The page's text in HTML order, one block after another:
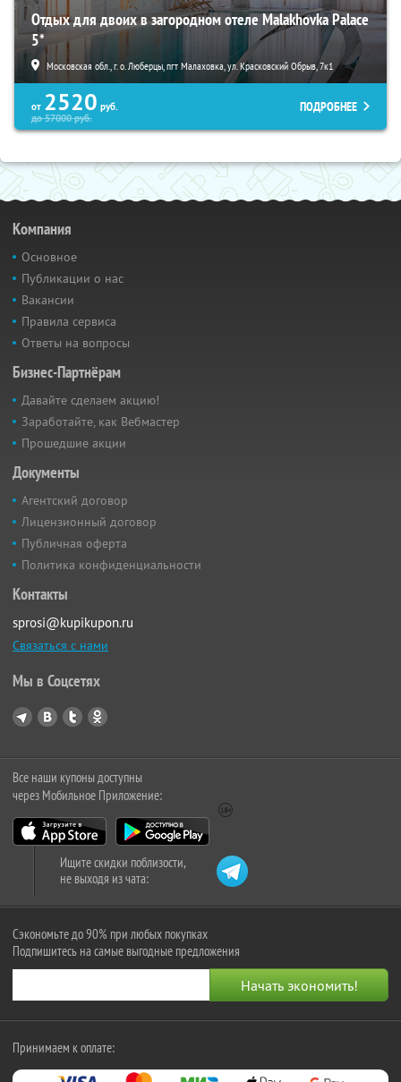
Отдых для двоих в загородном отеле Malakhovka Palace
5*
Московская обл., г. о. Люберцы, пгт Малаховка, ул. Красковский Обрыв, 7к1
от 2520 руб.
до57000руб.
ПОДРОБНЕЕ
Компания
Основное
Публикации о нас
Вакансии
Правила сервиса
Ответы на вопросы
Бизнес-Партнёрам
Давайте сделаем акцию!
Заработайте, как Вебмастер
Прошедшие акции
Документы
Агентский договор
Лицензионный договор
Публичная оферта
Политика конфиденциальности
Контакты
sprosi@kupikupon.ru
Связаться с нами
Мы в Соцсетях
Все наши купоны доступны
через Мобильное Приложение:
Ищите скидки поблизости,
не выходя из чата:
Сэкономьте до 90% при любых покупках
Подпишитесь на самые выгодные предложения
Принимаем к оплате: